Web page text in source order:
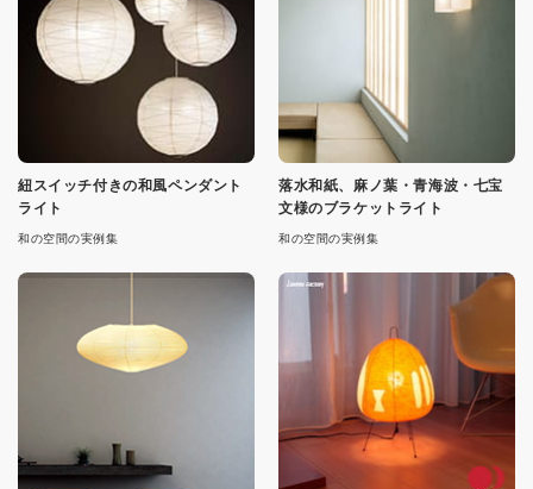
紐スイッチ付きの和風ペンダント
ライト
和の空間の実例集
落水和紙、麻ノ葉・青海波・七宝
文様のブラケットライト
和の空間の実例集